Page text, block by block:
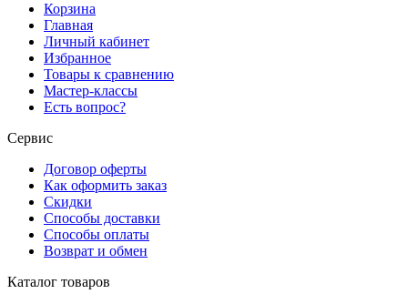
Корзина
Главная
Личный кабинет
Избранное
Товары к сравнению
Мастер-классы
Есть вопрос?
Сервис
Договор оферты
Как оформить заказ
Скидки
Способы доставки
Способы оплаты
Возврат и обмен
Каталог товаров